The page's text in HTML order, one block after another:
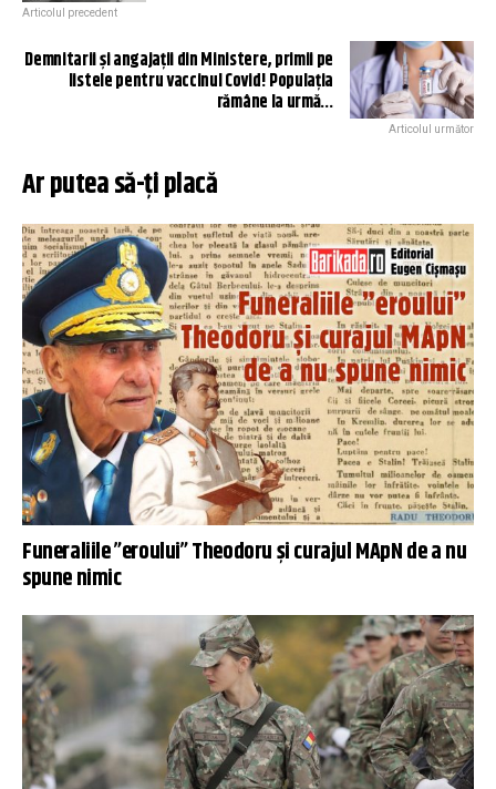
Articolul precedent
Demnitarii și angajații din Ministere, primii pe
listele pentru vaccinul Covid! Populația
rămâne la urmă…
Articolul următor
Ar putea să-ți placă
Funeraliile ”eroului” Theodoru și curajul MApN de a nu
spune nimic